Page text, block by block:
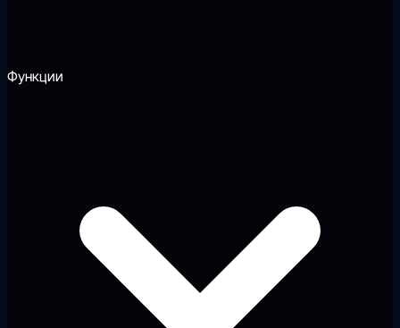
Функции